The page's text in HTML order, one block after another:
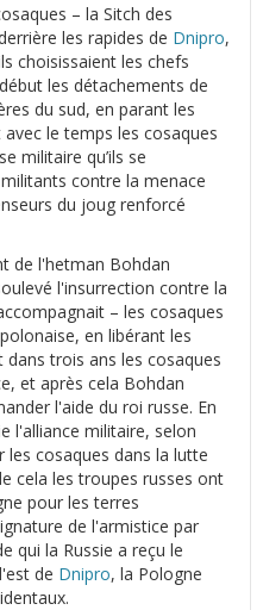
– la Sitch des
les rapides de Dnipro,
choisissaient les chefs
les détachements de
du sud, en parant les
le temps les cosaques
militaire qu’ils se
contre la menace
du joug renforcé
de l'hetman Bohdan
l'insurrection contre la
– les cosaques
en libérant les
trois ans les cosaques
et après cela Bohdan
l'aide du roi russe. En
l'alliance militaire, selon
les cosaques dans la lutte
cela les troupes russes ont
pour les terres
de l'armistice par
qui la Russie a reçu le
de Dnipro, la Pologne